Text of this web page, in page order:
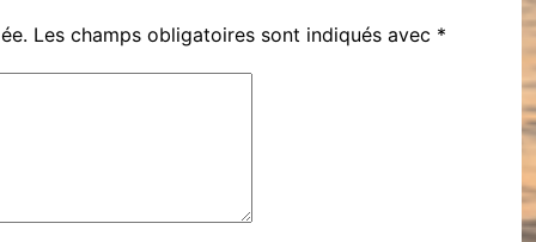
Les champs obligatoires sont indiqués avec *